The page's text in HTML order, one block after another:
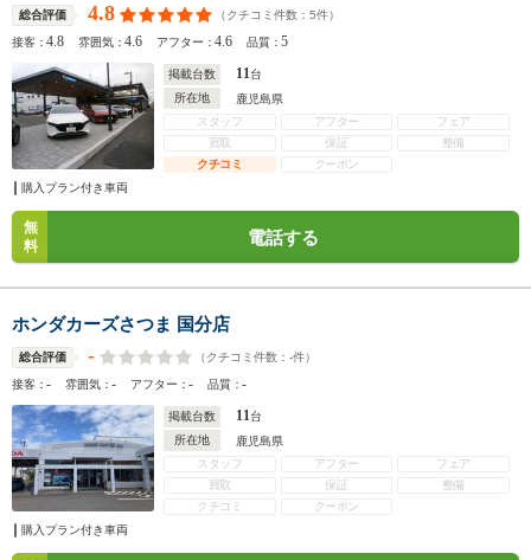
総合評価 4.8 （クチコミ件数： 5件）
接客：4.8 雰囲気：4.6 アフター：4.6 品質：5
掲載台数 11台
所在地
鹿児島県
スタッフ
アフター
フェア
買取
保証
整備
クチコミ
クーポン
購入プラン付き車両
無
料
電話する
ホンダカーズさつま 国分店
総合評価 - （クチコミ件数： -件）
接客：- 雰囲気：- アフター：- 品質：-
掲載台数 11台
所在地
鹿児島県
スタッフ
アフター
フェア
買取
保証
整備
クチコミ
クーポン
購入プラン付き車両